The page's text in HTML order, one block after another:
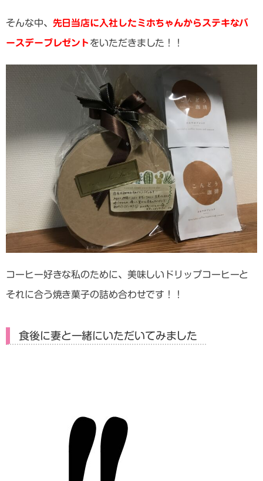
そんな中、 先日当店に入社したミホちゃんからステキなバ
ースデープレゼント をいただきました！！
コーヒー好きな私のために、美味しいドリップコーヒーと
それに合う焼き菓子の詰め合わせです！！
食後に妻と一緒にいただいてみました